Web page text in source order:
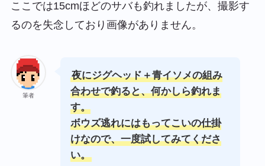
ここでは15cmほどのサバも釣れましたが、撮影す
るのを失念しており画像がありません。
筆者
夜にジグヘッド＋青イソメの組み
合わせで釣ると、何かしら釣れま
す。
ボウズ逃れにはもってこいの仕掛
けなので、一度試してみてくださ
い。